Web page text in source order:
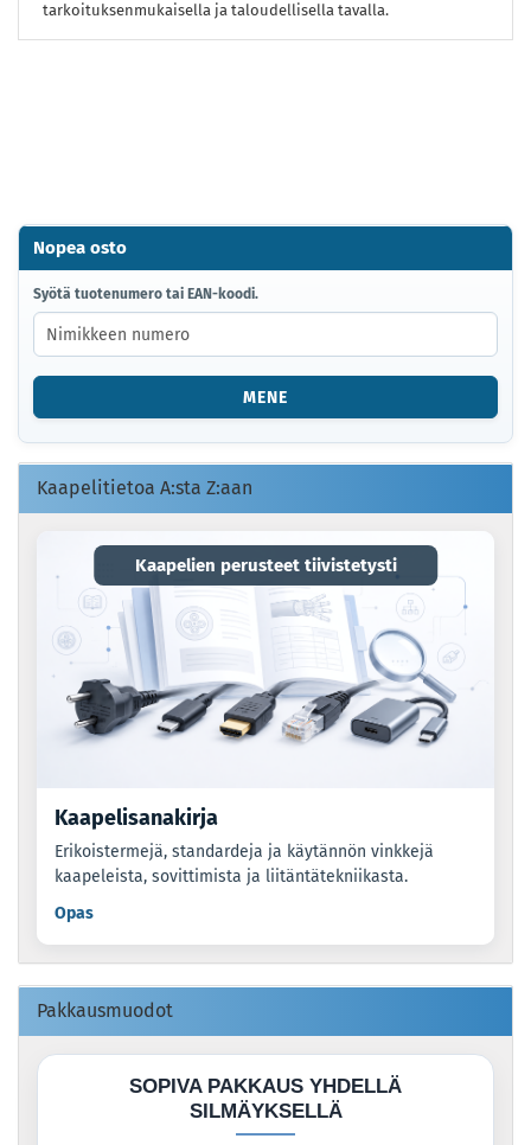
tarkoituksenmukaisella ja taloudellisella tavalla.
Nopea osto
SYÖTÄ
TUOTENUMERO
TAI
EAN-
KOODI.
Syötä tuotenumero tai EAN-koodi.
MENE
Kaapelitietoa A:sta Z:aan
Kaapelien perusteet tiivistetysti
Kaapelisanakirja
Erikoistermejä, standardeja ja käytännön vinkkejä
kaapeleista, sovittimista ja liitäntätekniikasta.
Opas
Pakkausmuodot
SOPIVA PAKKAUS YHDELLÄ
SILMÄYKSELLÄ